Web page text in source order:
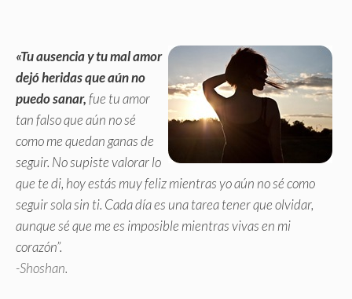
«Tu ausencia y tu mal amor
dejó heridas que aún no
puedo sanar,fue tu amor
tan falso que aún no sé
como me quedan ganas de
seguir. No supiste valorar lo
que te di, hoy estás muy feliz mientras yo aún no sé como
seguir sola sin ti. Cada día es una tarea tener que olvidar,
aunque sé que me es imposible mientras vivas en mi
corazón”.
-Shoshan.